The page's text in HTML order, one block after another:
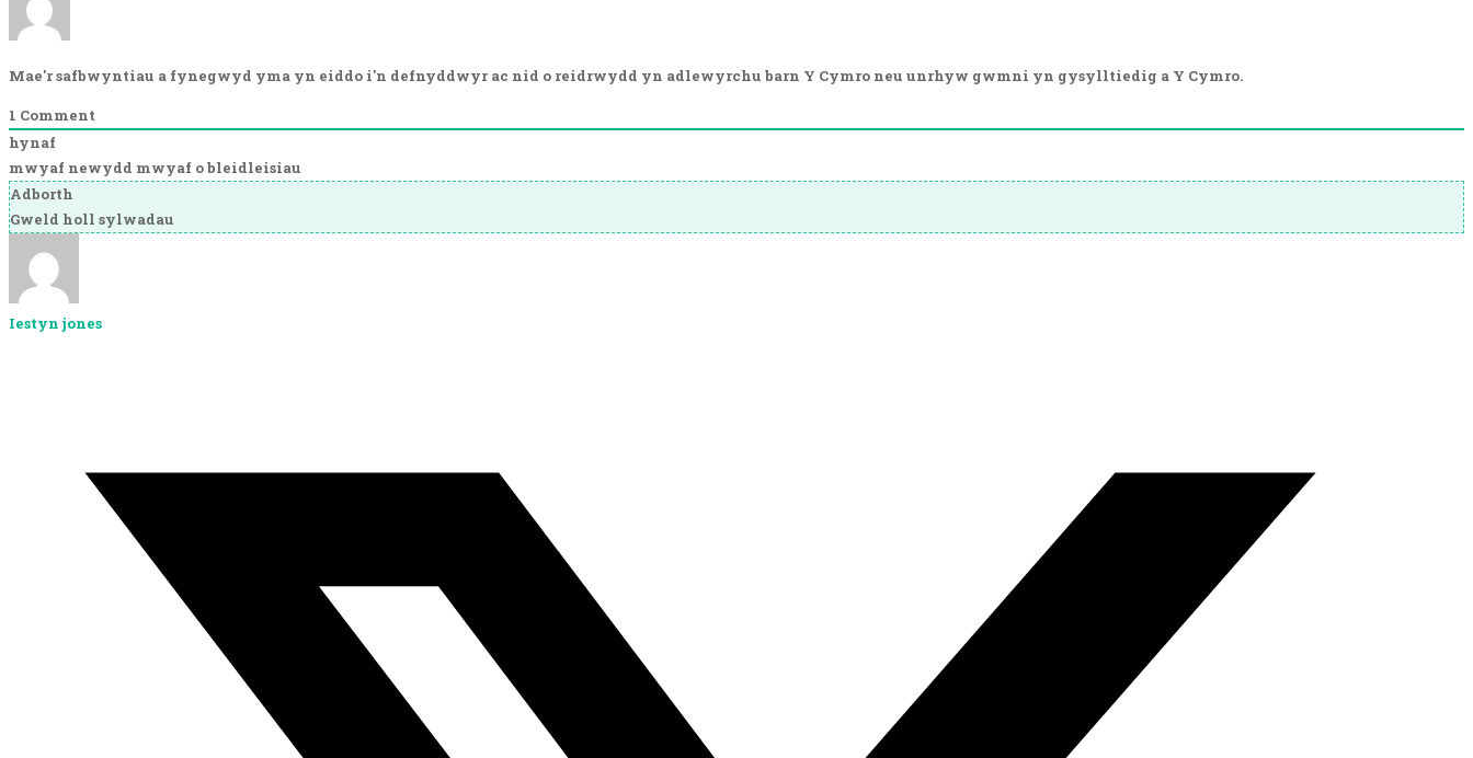
Mae'r safbwyntiau a fynegwyd yma yn eiddo i'n defnyddwyr ac nid o reidrwydd yn adlewyrchu barn Y Cymro neu unrhyw gwmni yn gysylltiedig a Y Cymro.
1 Comment
hynaf
mwyaf newydd mwyaf o bleidleisiau
Adborth
Gweld holl sylwadau
Iestyn jones